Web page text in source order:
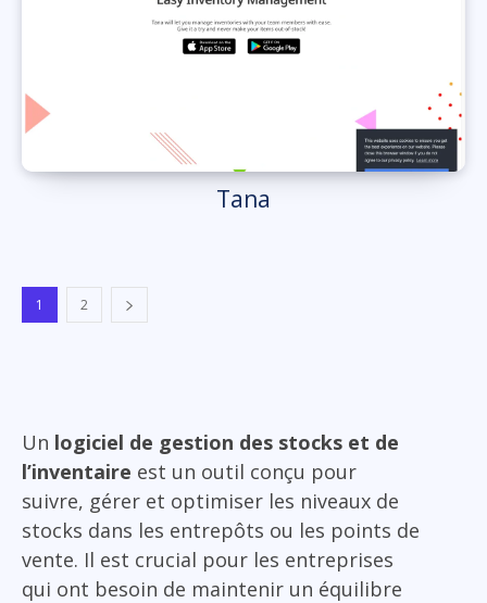
Tana
1 2
Un logiciel de gestion des stocks et de
l’inventaire est un outil conçu pour
suivre, gérer et optimiser les niveaux de
stocks dans les entrepôts ou les points de
vente. Il est crucial pour les entreprises
qui ont besoin de maintenir un équilibre